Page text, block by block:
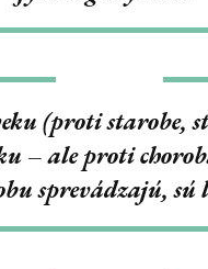
(proti starobe,
– ale proti
sprevádzajú, sú